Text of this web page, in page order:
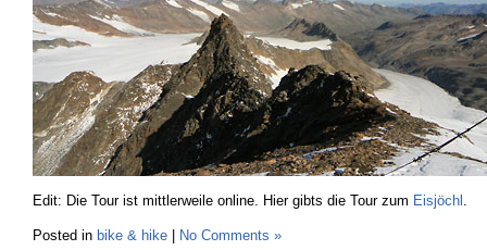
Edit: Die Tour ist mittlerweile online. Hier gibts die Tour zum Eisjöchl .
Posted in bike & hike No Comments »